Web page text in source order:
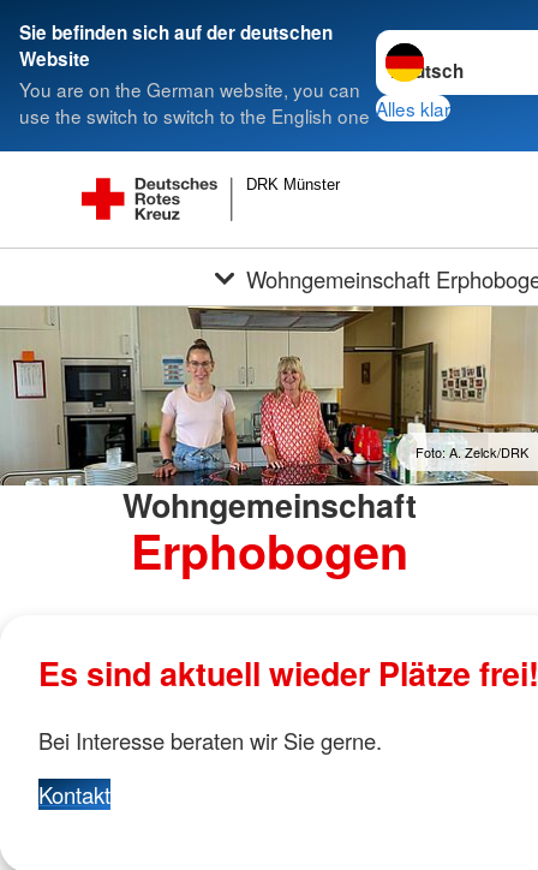
Sie befinden sich auf der deutschen
Website
You are on the German website, you can
use the switch to switch to the English one
Sprache wechseln
Alles klar
DRK Münster
Wohngemeinschaft
Foto: A. Zelck/DRK
Wohngemeinschaft
Erphobogen
Es sind aktuell wieder Plätze frei!
Bei Interesse beraten wir Sie gerne.
Kontakt